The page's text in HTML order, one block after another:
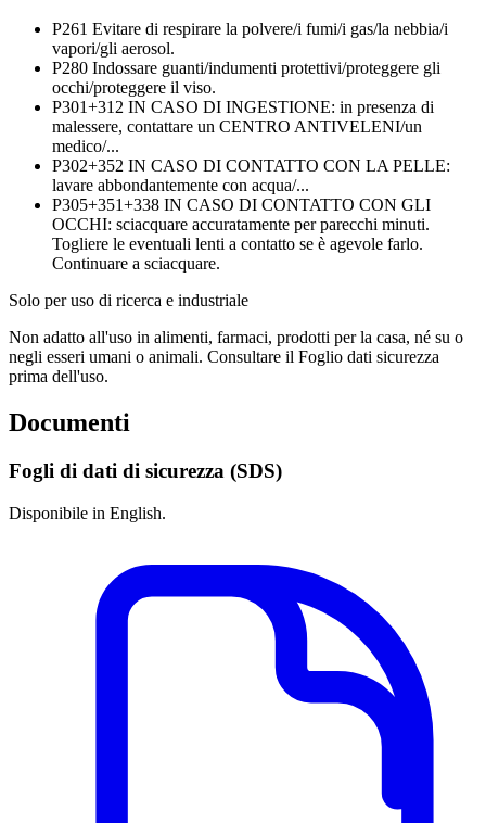
P261 Evitare di respirare la polvere/i fumi/i gas/la nebbia/i
vapori/gli aerosol.
P280 Indossare guanti/indumenti protettivi/proteggere gli
occhi/proteggere il viso.
P301+312 IN CASO DI INGESTIONE: in presenza di
malessere, contattare un CENTRO ANTIVELENI/un
medico/...
P302+352 IN CASO DI CONTATTO CON LA PELLE:
lavare abbondantemente con acqua/...
P305+351+338 IN CASO DI CONTATTO CON GLI
OCCHI: sciacquare accuratamente per parecchi minuti.
Togliere le eventuali lenti a contatto se è agevole farlo.
Continuare a sciacquare.
Solo per uso di ricerca e industriale
Non adatto all'uso in alimenti, farmaci, prodotti per la casa, né su o
negli esseri umani o animali. Consultare il Foglio dati sicurezza
prima dell'uso.
Documenti
Fogli di dati di sicurezza (SDS)
Disponibile in English.